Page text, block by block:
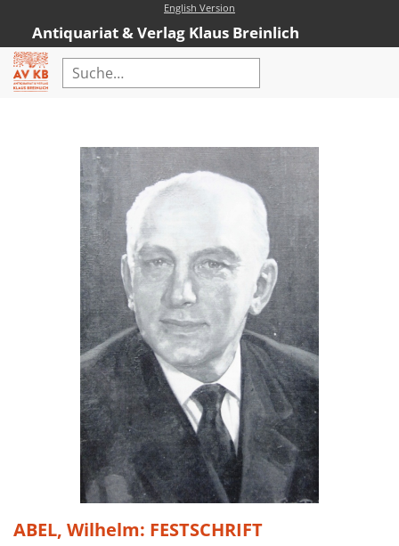
English Version
Antiquariat & Verlag Klaus Breinlich
Erweiterte Suche
Antiquariat
Neubücher
AVKB-Edition
AVKB-Edition Downloads
Buchempfehlungen
Neubuchsortiment
Über uns
Aktuelles
Meine Tätigkeitsfelder
Buchbinderei und Restauration
ABEL, Wilhelm: FESTSCHRIFT